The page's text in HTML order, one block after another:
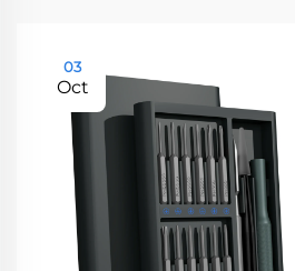
03
Oct